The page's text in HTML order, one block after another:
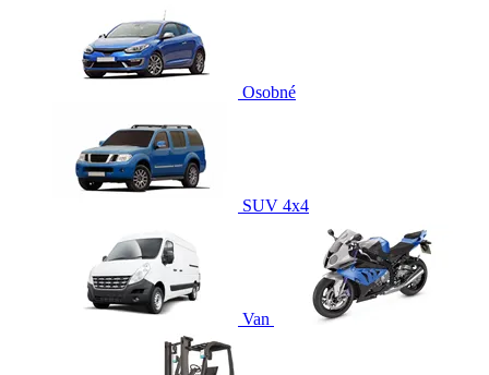
Osobné
SUV 4x4
Van